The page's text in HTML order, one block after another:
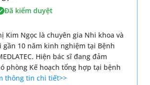
Đã kiểm duyệt
Kim Ngọc là chuyên gia Nhi khoa và
gần 10 năm kinh nghiệm tại Bệnh
Hiện bác sĩ đang đảm
phòng Kế hoạch tổng hợp tại bệnh
thông tin chi tiết>>